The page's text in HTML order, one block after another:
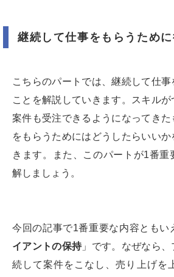
継続して仕事をもらうために
こちらのパートでは、継続して仕事
ことを解説していきます。スキル
案件も受注できるようになってき
をもらうためにはどうしたらいい
きます。また、このパートが1番重
解しましょう。
今回の記事で1番重要な内容ともい
イアントの保持」です。なぜなら
続して案件をこなし、売り上げを